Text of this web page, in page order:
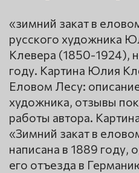
«зимний закат в
русского художника
Клевера (1850-1924),
году. Картина Юлия
Еловом Лесу:
художника, отзывы
работы автора.
«Зимний закат в
написана в 1889 году,
его отъезда в